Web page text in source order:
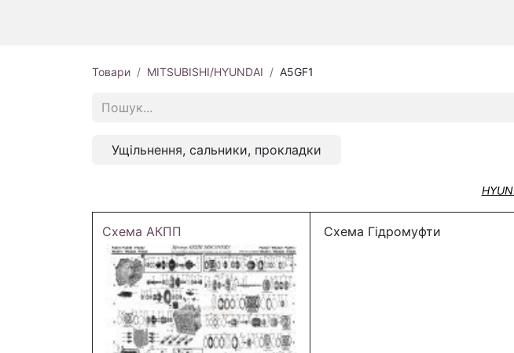
Товари MITSUBISHI/HYUNDAI A5GF1
Ущільнення, сальники, прокладки
Схема АКПП Схема Гідромуфти